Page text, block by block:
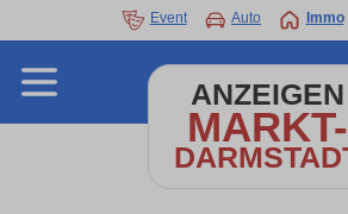
Event Auto Immo
ANZEIGEN
MARKT-